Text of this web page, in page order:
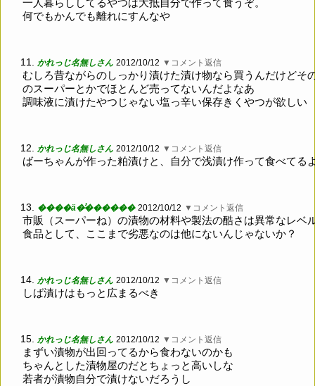
一人暮らししてるやつは大抵自分で作って食うぞ。
何でもかんでも離れにすんなや
11. かれっじ名無しさん 2012/10/12 ▼コメント返信
むしろ昔ながらのしっかり漬けた漬け物なら買うんだけどそ
のスーパーとかでほとんど売ってないんだよなあ
調味液に漬けたやつじゃない塩っ辛い保存きくやつが欲しい
12. かれっじ名無しさん 2012/10/12 ▼コメント返信
ばーちゃんが作った粕漬けと、自分で浅漬け作って食べてる
13. ����ä�̵̾������ 2012/10/12 ▼コメント返信
市販（スーパーね）の漬物の材料や製法の酷さは異常なレベ
食品として、ここまで劣悪なのは他にないんじゃないか？
14. かれっじ名無しさん 2012/10/12 ▼コメント返信
しば漬けはもっと広まるべき
15. かれっじ名無しさん 2012/10/12 ▼コメント返信
まずい漬物が出回ってるから食わないのかも
ちゃんとした漬物屋のだとちょっと高いしな
若者が漬物自分で漬けないだろうし